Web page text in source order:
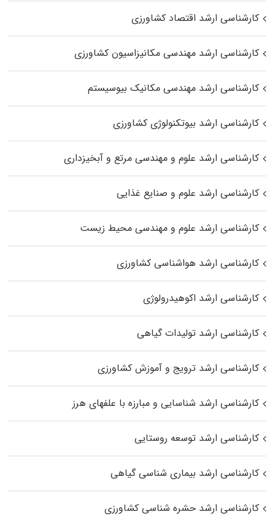
کارشناسی ارشد اقتصاد کشاورزی
کارشناسی ارشد مهندسی مکانیزاسیون کشاورزی
کارشناسی ارشد مهندسی مکانیک بیوسیستم
کارشناسی ارشد بیوتکنولوژی کشاورزی
کارشناسی ارشد علوم و مهندسی مرتع و آبخیزداری
کارشناسی ارشد علوم و صنایع غذایی
کارشناسی ارشد علوم و مهندسی محیط زیست
کارشناسی ارشد هواشناسی کشاورزی
کارشناسی ارشد اکوهیدرولوژی
کارشناسی ارشد تولیدات گیاهی
کارشناسی ارشد ترویج و آموزش کشاورزی
کارشناسی ارشد شناسایی و مبارزه با علفهای هرز
کارشناسی ارشد توسعه روستایی
کارشناسی ارشد بیماری‌ شناسی گیاهی
کارشناسی ارشد حشره‌ شناسی کشاورزی